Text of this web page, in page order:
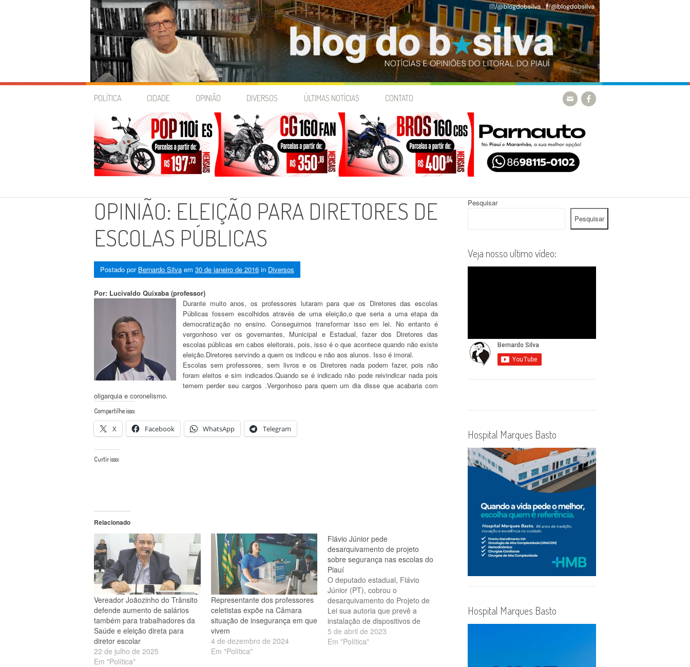
Skip
POLÍTICA CIDADE OPINIÃO DIVERSOS ÚLTIMAS NOTÍCIAS CONTATO
OPINIÃO: ELEIÇÃO PARA DIRETORES DE
ESCOLAS PÚBLICAS
Postado por Bernardo Silva em 30 de janeiro de 2016 in Diversos
Por: Lucivaldo Quixaba (professor)
Durante muito anos, os professores lutaram para que os Diretores das escolas
Públicas fossem escolhidos através de uma eleição,o que seria a uma etapa da
democratização no ensino. Conseguimos transformar isso em lei. No entanto é
vergonhoso ver os governantes, Municipal e Estadual, fazer dos Diretores das
escolas públicas em cabos eleitorais, pois, isso é o que acontece quando não existe
eleição.Diretores servindo a quem os indicou e não aos alunos. Isso é imoral.
Escolas sem professores, sem livros e os Diretores nada podem fazer, pois não
foram eleitos e sim indicados.Quando se é indicado não pode reivindicar nada pois
temem perder seu cargos .Vergonhoso para quem um dia disse que acabaria com
oligarquia e coronelismo.
Compartilhe isso:
X Facebook WhatsApp Telegram
Curtir isso:
Relacionado
Vereador Joãozinho do Trânsito
defende aumento de salários
também para trabalhadores da
Saúde e eleição direta para
diretor escolar
22 de julho de 2025
Em "Política"
Representante dos professores
celetistas expõe na Câmara
situação de insegurança em que
vivem
4 de dezembro de 2024
Em "Política"
Flávio Júnior pede
desarquivamento de projeto
sobre segurança nas escolas do
Piauí
O deputado estadual, Flávio
Júnior (PT), cobrou o
desarquivamento do Projeto de
Lei sua autoria que prevê a
instalação de dispositivos de
segurança nas escolas da rede
pública e privada do Piauí e
5 de abril de 2023
Em "Política"
Pesquisar
Pesquisar
Veja nosso ultimo vídeo:
Hospital Marques Basto
Hospital Marques Basto